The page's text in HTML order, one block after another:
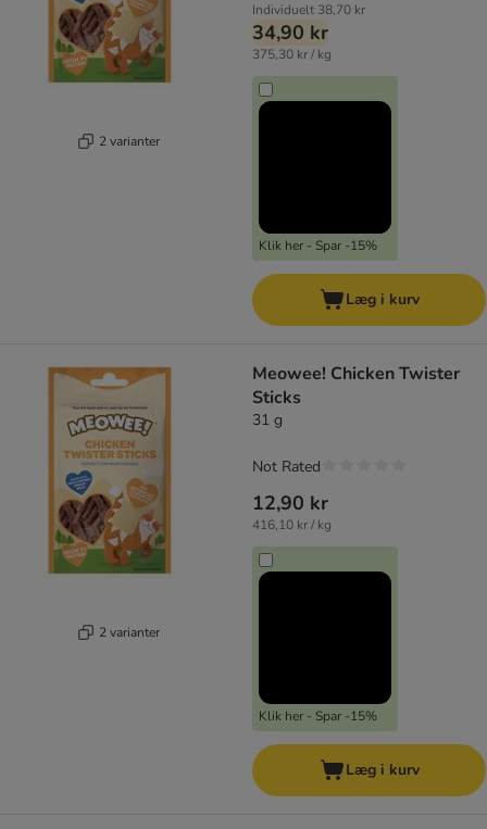
2 varianter
Individuelt 38,70 kr
34,90 kr
375,30 kr / kg
Klik her - Spar -15%
Læg i kurv
2 varianter
Meowee! Chicken Twister
Sticks
31 g
12,90 kr
416,10 kr / kg
Klik her - Spar -15%
Not Rated
Læg i kurv